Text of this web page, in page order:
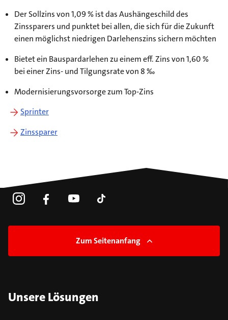
Der Sollzins von 1,09 % ist das Aushängeschild des
Zinssparers und punktet bei allen, die sich für die Zukunft
einen möglichst niedrigen Darlehenszins sichern möchten
Bietet ein Bauspardarlehen zu einem eff. Zins von 1,60 %
bei einer Zins- und Tilgungsrate von 8 ‰
Modernisierungsvorsorge zum Top-Zins
Sprinter
Zinssparer
Zum Seitenanfang
Unsere Lösungen